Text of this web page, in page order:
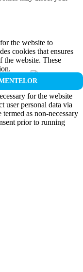
the website to
cookies that ensures
the website. These
for the website
user personal data via
as non-necessary
prior to running